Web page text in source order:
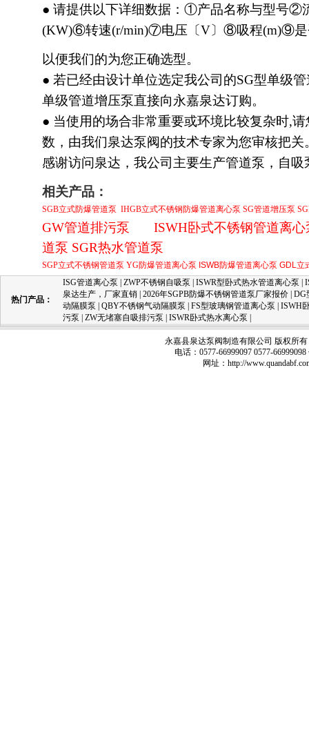
● 请提供以下详细数据：①产品名称与型号
(KW)⑥转速(r/min)⑦电压〔V〕⑧吸程(m)⑨是
以便我们的为您正确选型。
● 若已经由设计单位选定我公司的SG型单级
单级管道增压泵直接向永嘉泉达订购。
● 当使用的场合非常重要或环境比较复杂时,
数，由我们泉达泵阀的技术专家为您审核把关
感谢访问泉达，我公司主要生产管道泵 ，自
相关产品：
SGB立式防爆管道泵 IHGB立式不锈钢防爆管道离心泵 SG管道增压泵
GW管道排污泵
ISWH卧式不锈钢管道离心
道泵 SGR热水管道泵
SGP立式不锈钢管道泵 YG防爆管道离心泵 ISWB防爆管道离心泵 GDL立
热门产品：
ISG管道离心泵 ZWP不锈钢自吸泵 ISWR型卧式热水管道离心泵
泉达生产，厂家直销 2026年SGPB防爆不锈钢管道泵厂家报价 DG
动隔膜泵
QBY不锈钢气动隔膜泵 FS型玻璃钢管道离心泵
ISWH
污泵
ZW无堵塞自吸排污泵 ISWR卧式热水离心泵
永嘉县泉达泵阀制造有限公司 版权所
电话：0577-66999097 0577-
网址： http://